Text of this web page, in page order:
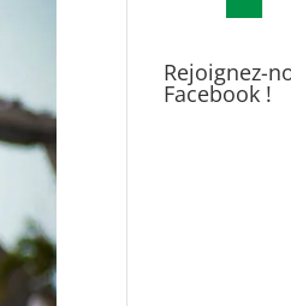
Rejoignez-
Facebook !